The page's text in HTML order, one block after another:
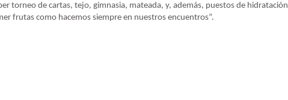
torneo de cartas, tejo, gimnasia, mateada, y, además, puestos de hidratación
frutas como hacemos siempre en nuestros encuentros”.